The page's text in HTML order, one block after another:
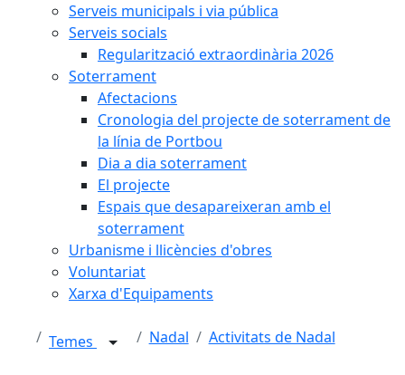
Serveis municipals i via pública
Serveis socials
Regularització extraordinària 2026
Soterrament
Afectacions
Cronologia del projecte de soterrament de
la línia de Portbou
Dia a dia soterrament
El projecte
Espais que desapareixeran amb el
soterrament
Urbanisme i llicències d'obres
Voluntariat
Xarxa d'Equipaments
Temes Nadal Activitats de Nadal